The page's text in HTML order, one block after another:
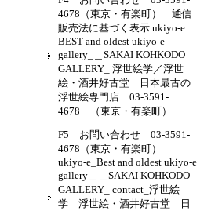
4678（東京・有楽町） 通信
販売法に基づく表示 ukiyo-e
BEST and oldest ukiyo-e
gallery_＿SAKAI KOHKODO
GALLERY_ 浮世絵学／浮世
絵・酒井好古堂 日本最古の
浮世絵専門店 03-3591-
4678 （東京・有楽町）
F5 お問い合わせ 03-3591-
4678（東京・有楽町）
ukiyo-e_Best and oldest ukiyo-e
gallery＿＿SAKAI KOHKODO
GALLERY_ contact_浮世絵
学 浮世絵・酒井好古堂 日